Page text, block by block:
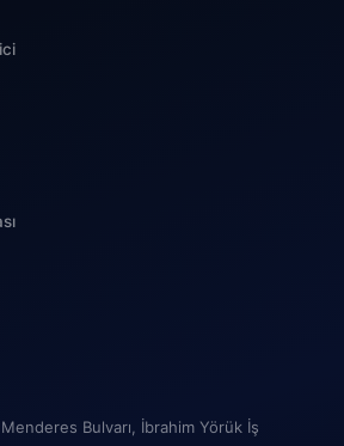
Bulvarı, İbrahim Yörük İş